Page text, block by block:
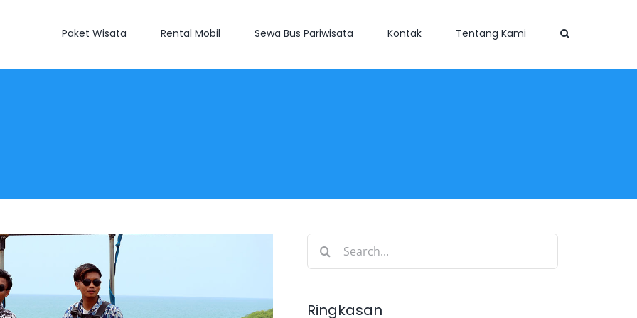
Paket Wisata Rental Mobil Sewa Bus Pariwisata Kontak Tentang Kami
Search
Ringkasan